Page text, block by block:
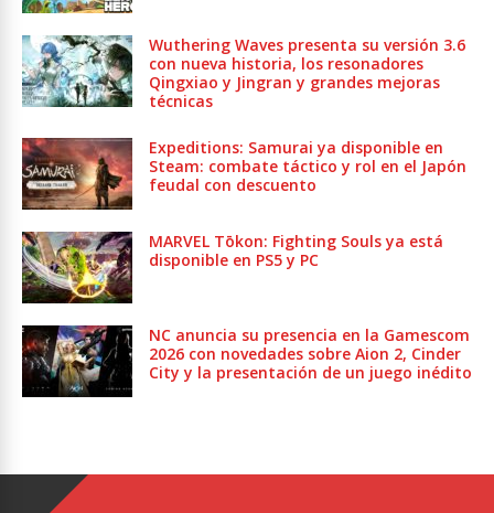
Wuthering Waves presenta su versión 3.6
con nueva historia, los resonadores
Qingxiao y Jingran y grandes mejoras
técnicas
Expeditions: Samurai ya disponible en
Steam: combate táctico y rol en el Japón
feudal con descuento
MARVEL Tōkon: Fighting Souls ya está
disponible en PS5 y PC
NC anuncia su presencia en la Gamescom
2026 con novedades sobre Aion 2, Cinder
City y la presentación de un juego inédito